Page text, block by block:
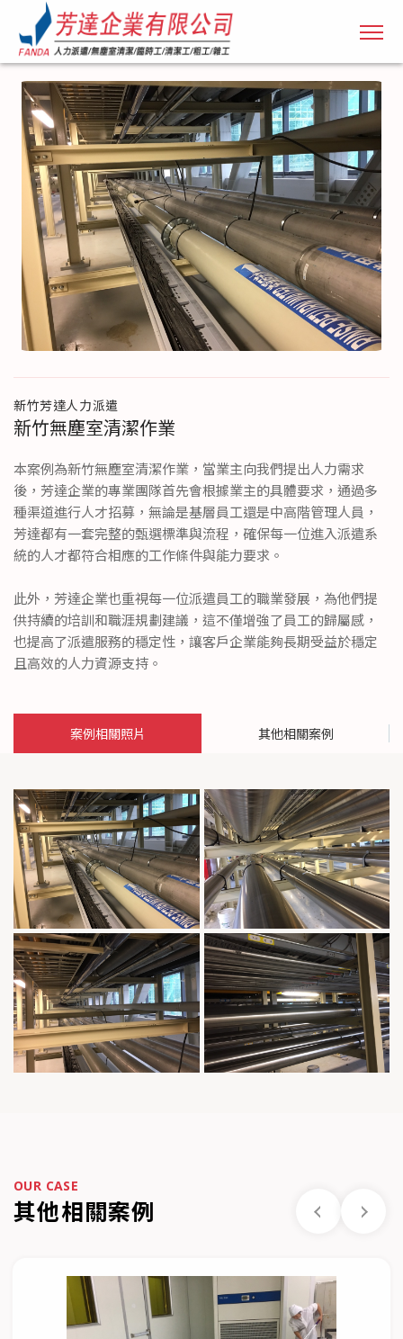
新竹芳達人力派遣
新竹無塵室清潔作業
本案例為新竹無塵室清潔作業，當業主向我們提出人力需求
後，芳達企業的專業團隊首先會根據業主的具體要求，通過多
種渠道進行人才招募，無論是基層員工還是中高階管理人員，
芳達都有一套完整的甄選標準與流程，確保每一位進入派遣系
統的人才都符合相應的工作條件與能力要求。
此外，芳達企業也重視每一位派遣員工的職業發展，為他們提
供持續的培訓和職涯規劃建議，這不僅增強了員工的歸屬感，
也提高了派遣服務的穩定性，讓客戶企業能夠長期受益於穩定
且高效的人力資源支持。
案例相關照片 其他相關案例
OUR CASE
其他相關案例